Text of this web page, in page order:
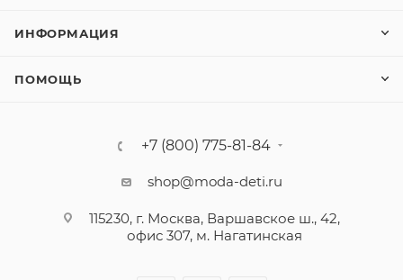
ИНФОРМАЦИЯ
ПОМОЩЬ
+7 (800) 775-81-84
shop@moda-deti.ru
115230, г. Москва, Варшавское ш., 42,
офис 307, м. Нагатинская